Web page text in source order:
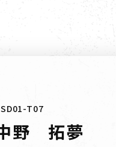
T07
野 拓夢